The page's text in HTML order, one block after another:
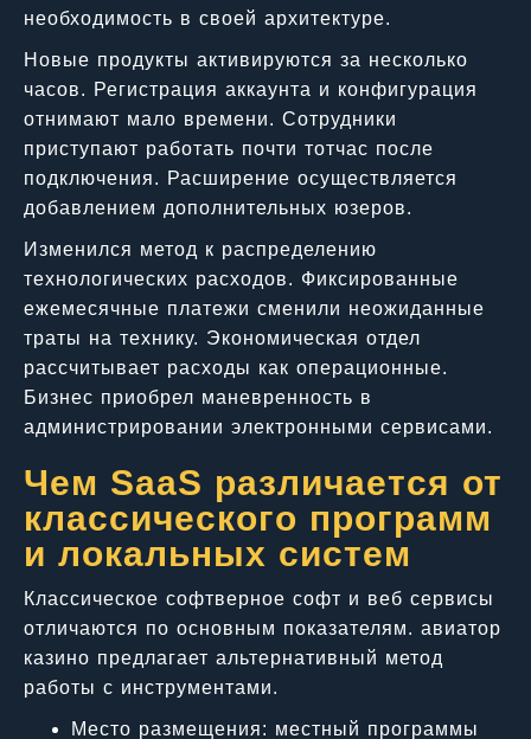
необходимость в своей архитектуре.
Новые продукты активируются за несколько
часов. Регистрация аккаунта и конфигурация
отнимают мало времени. Сотрудники
приступают работать почти тотчас после
подключения. Расширение осуществляется
добавлением дополнительных юзеров.
Изменился метод к распределению
технологических расходов. Фиксированные
ежемесячные платежи сменили неожиданные
траты на технику. Экономическая отдел
рассчитывает расходы как операционные.
Бизнес приобрел маневренность в
администрировании электронными сервисами.
Чем SaaS различается от
классического программ
и локальных систем
Классическое софтверное софт и веб сервисы
отличаются по основным показателям. авиатор
казино предлагает альтернативный метод
работы с инструментами.
Место размещения: местный программы